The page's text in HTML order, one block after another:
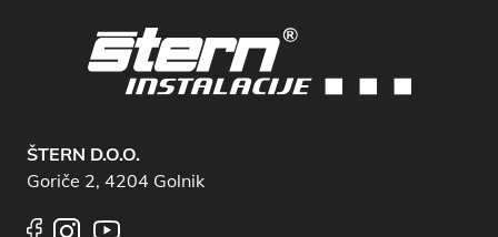
ŠTERN D.O.O.
Goriče 2, 4204 Golnik